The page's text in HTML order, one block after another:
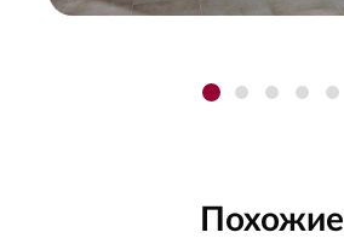
Похожие